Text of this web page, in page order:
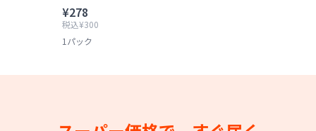
¥278
税込¥300
1パック